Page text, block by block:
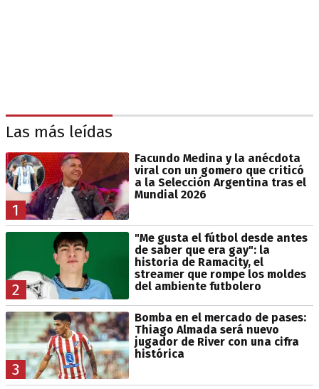
Las más leídas
1
Facundo Medina y la anécdota
viral con un gomero que criticó
a la Selección Argentina tras el
Mundial 2026
2
"Me gusta el fútbol desde antes
de saber que era gay": la
historia de Ramacity, el
streamer que rompe los moldes
del ambiente futbolero
3
Bomba en el mercado de pases:
Thiago Almada será nuevo
jugador de River con una cifra
histórica